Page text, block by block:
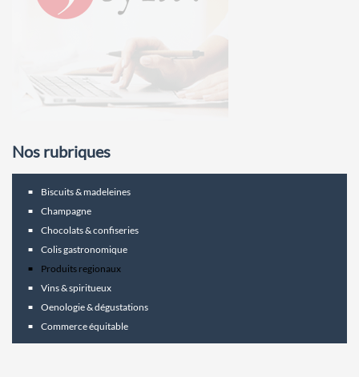
Nos rubriques
Biscuits & madeleines
Champagne
Chocolats & confiseries
Colis gastronomique
Produits regionaux
Vins & spiritueux
Oenologie & dégustations
Commerce équitable